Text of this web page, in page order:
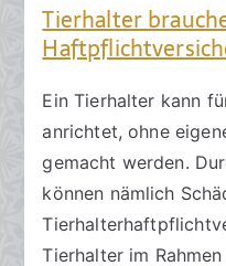
Tierhalter
Ein Tierhalter kann
anrichtet, ohne
gemacht werden.
können nämlich
Tierhalter im